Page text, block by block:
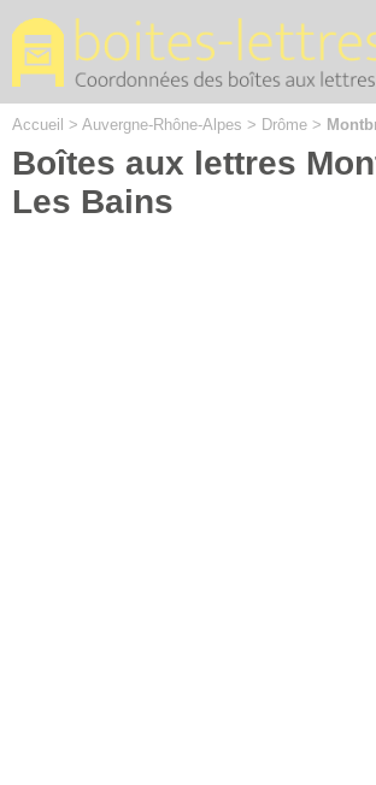
Accueil > Auvergne-Rhône-Alpes > Drôme >
Boîtes aux lettres
Les Bains